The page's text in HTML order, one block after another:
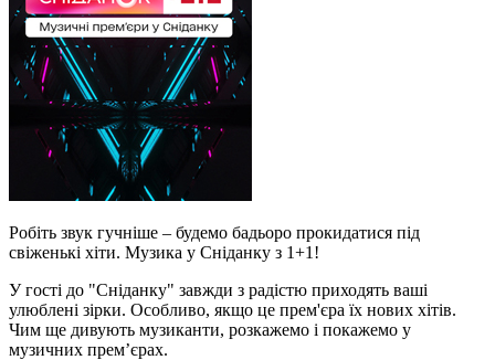
Робіть звук гучніше – будемо бадьоро прокидатися під
свіженькі хіти. Музика у Сніданку з 1+1!
У гості до "Сніданку" завжди з радістю приходять ваші
улюблені зірки. Особливо, якщо це прем'єра їх нових хітів.
Чим ще дивують музиканти, розкажемо і покажемо у
музичних прем’єрах.